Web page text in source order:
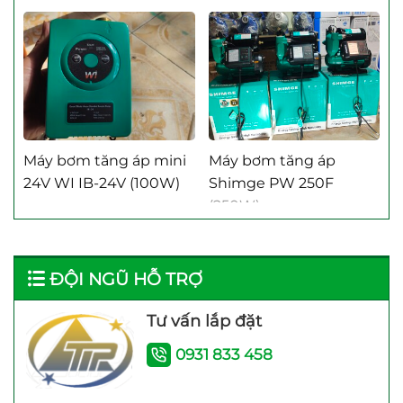
Máy Bơm Tăng Áp Techrumi
Máy Bơm Tăng Áp Taesung
Máy bơm tăng áp mini
24V WI IB-24V (100W)
Máy bơm tăng áp
Shimge PW 250F
(250W)
Rơ le điện tử Adelino
ĐỘI NGŨ HỖ TRỢ
Tư vấn lắp đặt
0931 833 458